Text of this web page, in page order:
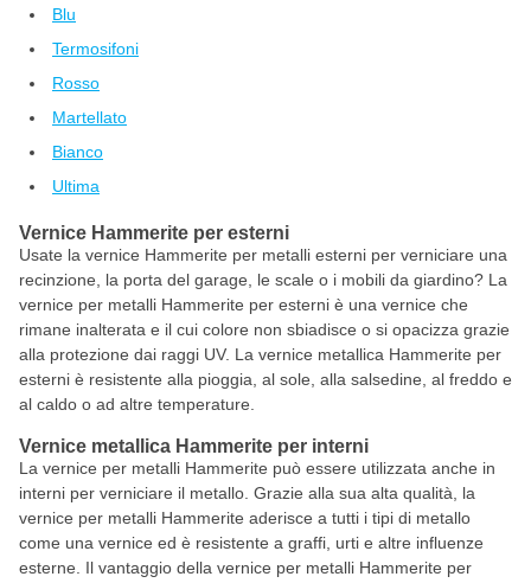
Blu
Termosifoni
Rosso
Martellato
Bianco
Ultima
Vernice Hammerite per esterni
Usate la vernice Hammerite per metalli esterni per verniciare una
recinzione, la porta del garage, le scale o i mobili da giardino? La
vernice per metalli Hammerite per esterni è una vernice che
rimane inalterata e il cui colore non sbiadisce o si opacizza grazie
alla protezione dai raggi UV. La vernice metallica Hammerite per
esterni è resistente alla pioggia, al sole, alla salsedine, al freddo e
al caldo o ad altre temperature.
Vernice metallica Hammerite per interni
La vernice per metalli Hammerite può essere utilizzata anche in
interni per verniciare il metallo. Grazie alla sua alta qualità, la
vernice per metalli Hammerite aderisce a tutti i tipi di metallo
come una vernice ed è resistente a graffi, urti e altre influenze
esterne. Il vantaggio della vernice per metalli Hammerite per